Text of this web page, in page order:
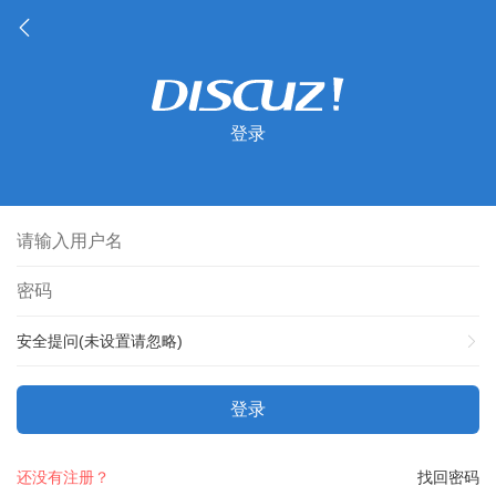
登录
安全提问(未设置请忽略)
登录
找回密码
还没有注册？